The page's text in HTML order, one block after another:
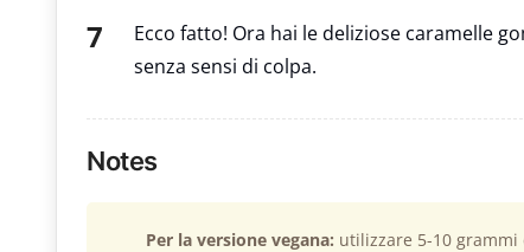
Ecco fatto! Ora hai le deliziose caramelle
senza sensi di colpa.
Notes
Per la versione vegana: utilizzare 5-10